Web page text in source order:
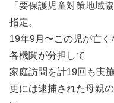
「要保護児童対策地域
指定。
19年9月〜この児が亡
各機関が分担して
家庭訪問を計19回も実
更には逮捕された母親